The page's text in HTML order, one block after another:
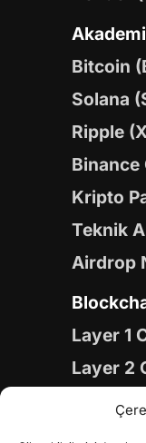
Akademi
Bitcoin
Solana
Ripple
Binance
Kripto
Teknik
Airdrop
Layer 1
Layer 2
Yapay